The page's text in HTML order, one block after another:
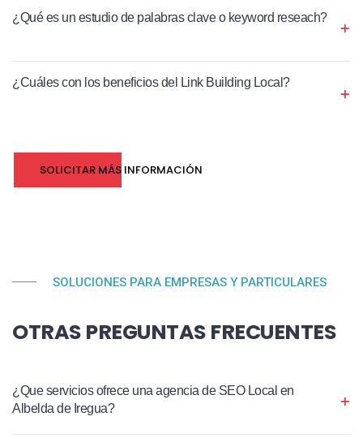
¿Qué es un estudio de palabras clave o keyword reseach?
¿Cuáles con los beneficios del Link Building Local?
SOLICITAR MÁS INFORMACIÓN
SOLUCIONES PARA EMPRESAS Y PARTICULARES
OTRAS PREGUNTAS FRECUENTES
¿Que servicios ofrece una agencia de SEO Local en
Albelda de Iregua?